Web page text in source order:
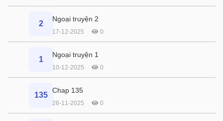
2
Ngoại truyện 2
17-12-2025 0
1
Ngoại truyện 1
10-12-2025 0
135
Chap 135
26-11-2025 0